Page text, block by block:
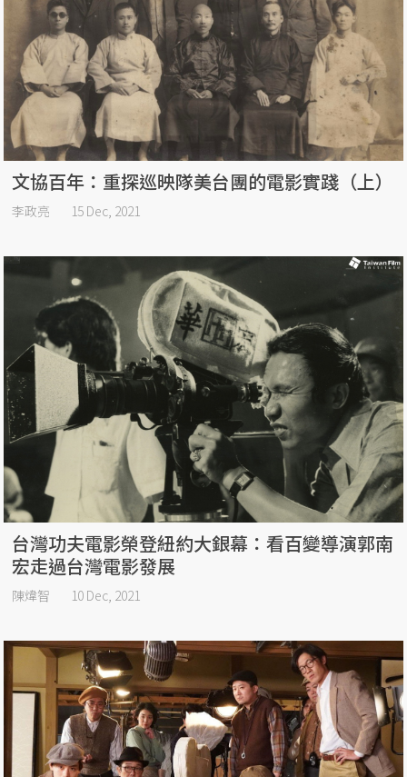
文協百年：重探巡映隊美台團的電影實踐（上）
李政亮 15 Dec, 2021
台灣功夫電影榮登紐約大銀幕：看百變導演郭南
宏走過台灣電影發展
陳煒智 10 Dec, 2021